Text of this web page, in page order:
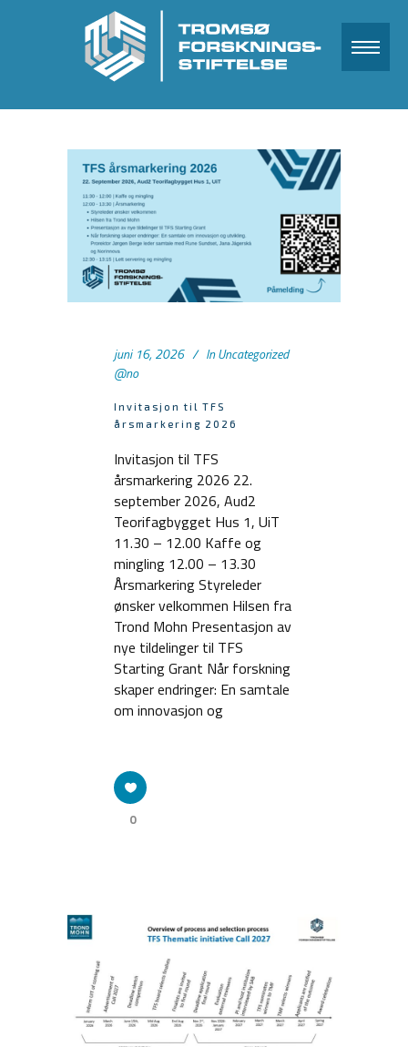
juni 16, 2026 InUncategorized
@no
Invitasjon til TFS
årsmarkering 2026
Invitasjon til TFS
årsmarkering 2026 22.
september 2026, Aud2
Teorifagbygget Hus 1, UiT
11.30 – 12.00 Kaffe og
mingling 12.00 – 13.30
Årsmarkering Styreleder
ønsker velkommen Hilsen fra
Trond Mohn Presentasjon av
nye tildelinger til TFS
Starting Grant Når forskning
skaper endringer: En samtale
om innovasjon og
0